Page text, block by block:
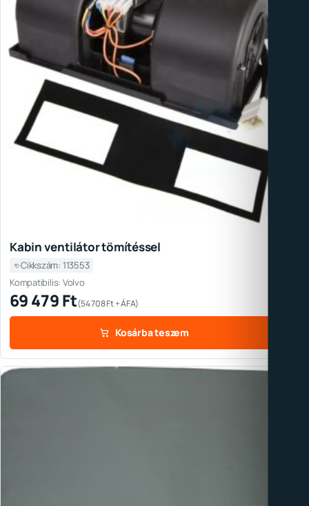
Kabin ventilátor tömítéssel
Cikkszám: 113553
Kompatibilis: Volvo
69 479Ft(54 708Ft+ ÁFA)
Kosárba teszem